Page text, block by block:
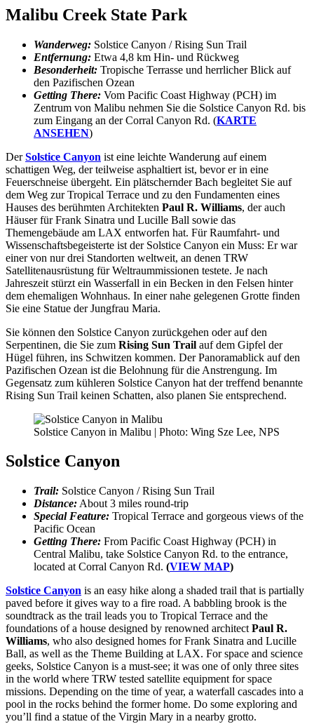
Malibu Creek State Park
Wanderweg: Solstice Canyon / Rising Sun Trail
Entfernung: Etwa 4,8 km Hin- und Rückweg
Besonderheit: Tropische Terrasse und herrlicher Blick auf
den Pazifischen Ozean
Getting There: Vom Pacific Coast Highway (PCH) im
Zentrum von Malibu nehmen Sie die Solstice Canyon Rd. bis
zum Eingang an der Corral Canyon Rd. (KARTE
ANSEHEN)
DerSolstice Canyon ist eine leichte Wanderung auf einem
schattigen Weg, der teilweise asphaltiert ist, bevor er in eine
Feuerschneise übergeht. Ein plätschernder Bach begleitet Sie auf
dem Weg zur Tropical Terrace und zu den Fundamenten eines
Hauses des berühmten Architekten Paul R. Williams, der auch
Häuser für Frank Sinatra und Lucille Ball sowie das
Themengebäude am LAX entworfen hat. Für Raumfahrt- und
Wissenschaftsbegeisterte ist der Solstice Canyon ein Muss: Er war
einer von nur drei Standorten weltweit, an denen TRW
Satellitenausrüstung für Weltraummissionen testete. Je nach
Jahreszeit stürzt ein Wasserfall in ein Becken in den Felsen hinter
dem ehemaligen Wohnhaus. In einer nahe gelegenen Grotte finden
Sie eine Statue der Jungfrau Maria.
Sie können den Solstice Canyon zurückgehen oder auf den
Serpentinen, die Sie zum Rising Sun Trail auf dem Gipfel der
Hügel führen, ins Schwitzen kommen. Der Panoramablick auf den
Pazifischen Ozean ist die Belohnung für die Anstrengung. Im
Gegensatz zum kühleren Solstice Canyon hat der treffend benannte
Rising Sun Trail keinen Schatten, also planen Sie entsprechend.
Solstice Canyon in Malibu | Photo: Wing Sze Lee, NPS
Solstice Canyon
Trail: Solstice Canyon / Rising Sun Trail
Distance: About 3 miles round-trip
Special Feature: Tropical Terrace and gorgeous views of the
Pacific Ocean
Getting There: From Pacific Coast Highway (PCH) in
Central Malibu, take Solstice Canyon Rd. to the entrance,
located at Corral Canyon Rd. (VIEW MAP)
Solstice Canyon is an easy hike along a shaded trail that is partially
paved before it gives way to a fire road. A babbling brook is the
soundtrack as the trail leads you to Tropical Terrace and the
foundations of a house designed by renowned architect Paul R.
Williams, who also designed homes for Frank Sinatra and Lucille
Ball, as well as the Theme Building at LAX. For space and science
geeks, Solstice Canyon is a must-see; it was one of only three sites
in the world where TRW tested satellite equipment for space
missions. Depending on the time of year, a waterfall cascades into a
pool in the rocks behind the former home. Do some exploring and
you’ll find a statue of the Virgin Mary in a nearby grotto.